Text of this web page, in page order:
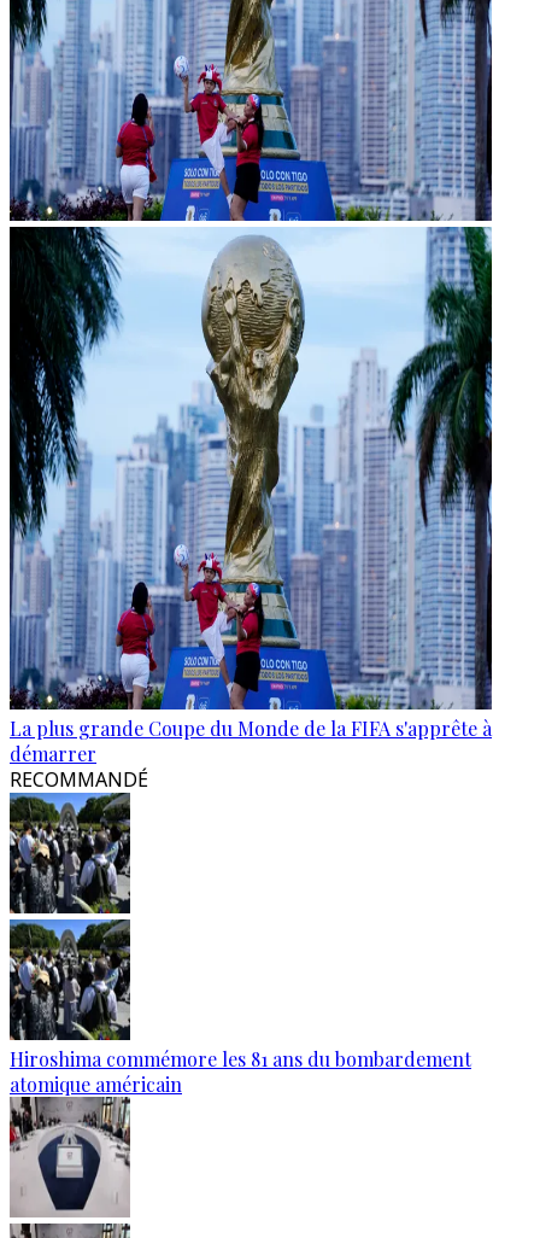
La plus grande Coupe du Monde de la FIFA s'apprête à
démarrer
RECOMMANDÉ
Hiroshima commémore les 81 ans du bombardement
atomique américain